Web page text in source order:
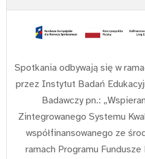
Spotkania odbywają się w
przez Instytut Badań
Badawczy pn.:
Zintegrowanego Systemu
współfinansowanego ze
ramach Programu